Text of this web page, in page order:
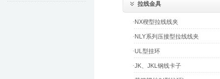
拉线金具
· NX楔型拉线线夹
· NLY系列压接型拉线线夹
·UL型挂环
·JK、JKL钢线卡子